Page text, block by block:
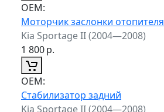
ОЕМ:
Моторчик заслонки отопителя
Kia Sportage II (2004—2008)
1 800р.
ОЕМ:
Стабилизатор задний
Kia Sportage II (2004—2008)